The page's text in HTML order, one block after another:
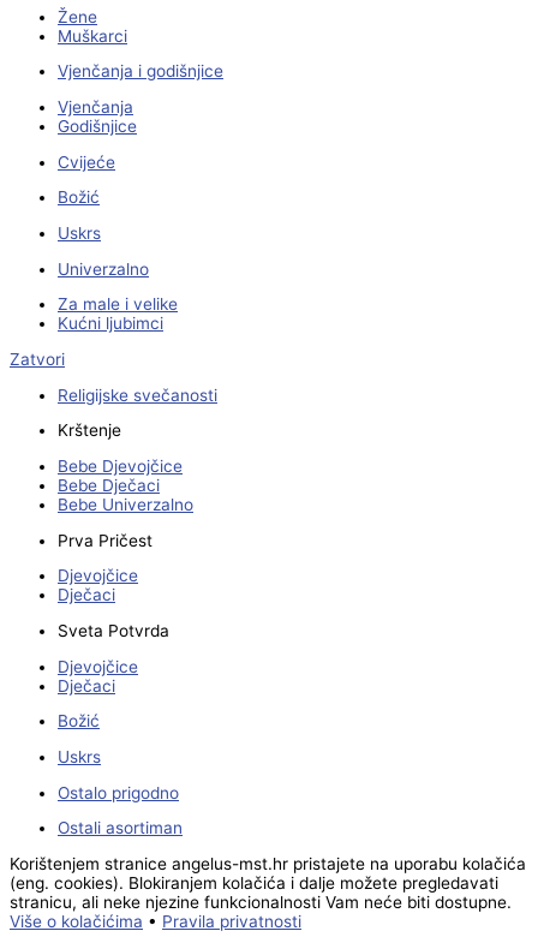
Žene
Muškarci
Vjenčanja i godišnjice
Vjenčanja
Godišnjice
Cvijeće
Božić
Uskrs
Univerzalno
Za male i velike
Kućni ljubimci
Zatvori
Religijske svečanosti
Krštenje
Bebe Djevojčice
Bebe Dječaci
Bebe Univerzalno
Prva Pričest
Djevojčice
Dječaci
Sveta Potvrda
Djevojčice
Dječaci
Božić
Uskrs
Ostalo prigodno
Ostali asortiman
Korištenjem stranice angelus-mst.hr pristajete na uporabu kolačića
(eng. cookies). Blokiranjem kolačića i dalje možete pregledavati
stranicu, ali neke njezine funkcionalnosti Vam neće biti dostupne.
Više o kolačićima • Pravila privatnosti